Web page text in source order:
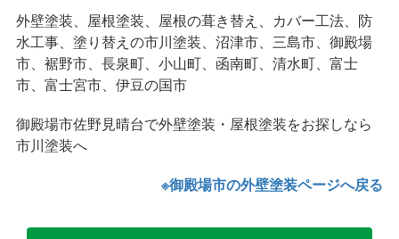
外壁塗装、屋根塗装、屋根の葺き替え、カバー工法、防
水工事、塗り替えの市川塗装、沼津市、三島市、御殿場
市、裾野市、長泉町、小山町、函南町、清水町、富士
市、富士宮市、伊豆の国市
御殿場市佐野見晴台で外壁塗装・屋根塗装をお探しなら
市川塗装へ
※御殿場市の外壁塗装ページへ戻る